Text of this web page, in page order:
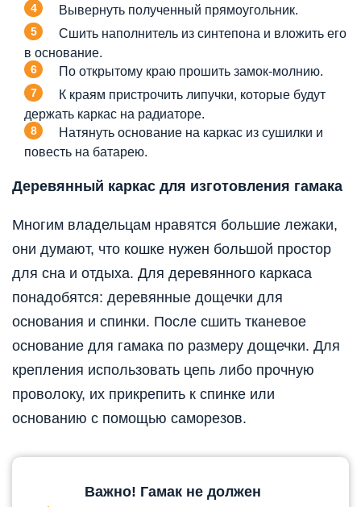
Вывернуть полученный прямоугольник.
Сшить наполнитель из синтепона и вложить его
в основание.
По открытому краю прошить замок-молнию.
К краям пристрочить липучки, которые будут
держать каркас на радиаторе.
Натянуть основание на каркас из сушилки и
повесть на батарею.
Деревянный каркас для изготовления гамака
Многим владельцам нравятся большие лежаки,
они думают, что кошке нужен большой простор
для сна и отдыха. Для деревянного каркаса
понадобятся: деревянные дощечки для
основания и спинки. После сшить тканевое
основание для гамака по размеру дощечки. Для
крепления использовать цепь либо прочную
проволоку, их прикрепить к спинке или
основанию с помощью саморезов.
Важно! Гамак не должен